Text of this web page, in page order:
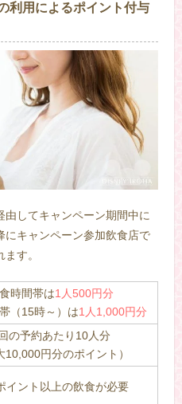
利用によるポイント付与
してキャンペーン期間中に
にキャンペーン参加飲食店で
す。
時間帯は1人500円分
（15時～）は1人1,000円分
の予約あたり10人分
10,000円分のポイント）
イント以上の飲食が必要